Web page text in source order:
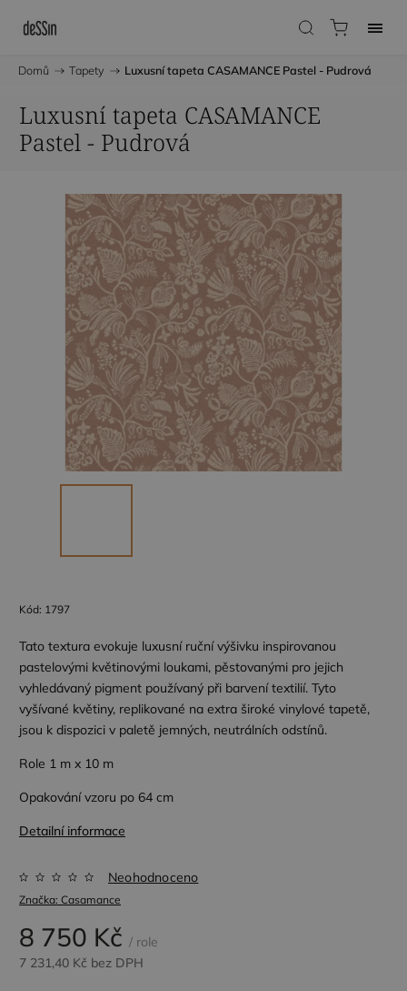
Domů / Tapety / Luxusní tapeta CASAMANCE Pastel - Pudrová
Luxusní tapeta CASAMANCE
Pastel - Pudrová
Kód: 1797
Tato textura evokuje luxusní ruční výšivku inspirovanou
pastelovými květinovými loukami, pěstovanými pro jejich
vyhledávaný pigment používaný při barvení textilií. Tyto
vyšívané květiny, replikované na extra široké vinylové tapetě,
jsou k dispozici v paletě jemných, neutrálních odstínů.
Role 1 m x 10 m
Opakování vzoru po 64 cm
Detailní informace
Značka: Casamance
Neohodnoceno
8 750 Kč / role
7 231,40 Kč bez DPH